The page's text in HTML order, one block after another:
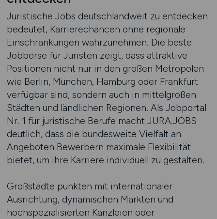
Juristische Jobs deutschlandweit zu entdecken
bedeutet, Karrierechancen ohne regionale
Einschränkungen wahrzunehmen. Die beste
Jobbörse für Juristen zeigt, dass attraktive
Positionen nicht nur in den großen Metropolen
wie Berlin, München, Hamburg oder Frankfurt
verfügbar sind, sondern auch in mittelgroßen
Städten und ländlichen Regionen. Als Jobportal
Nr. 1 für juristische Berufe macht JURA.JOBS
deutlich, dass die bundesweite Vielfalt an
Angeboten Bewerbern maximale Flexibilität
bietet, um ihre Karriere individuell zu gestalten.
Großstädte punkten mit internationaler
Ausrichtung, dynamischen Märkten und
hochspezialisierten Kanzleien oder